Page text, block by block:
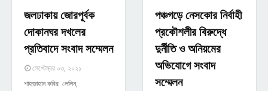
জলঢাকায় জোরপূর্বক
দোকানঘর দখলের
প্রতিবাদে সংবাদ সম্মেলন
সেপ্টেম্বর ০৩, ২০২১
শাহজাহান কবির লেলিন,
পঞ্চগড়ে নেসকোর নির্বাহী
প্রকৌশলীর বিরুদ্ধে
দুর্নীতি ও অনিয়মের
অভিযোগে সংবাদ
সম্মেলন